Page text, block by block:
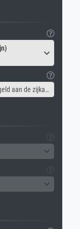
Canvas lijst - Afbeelding gespiegeld aan de zijkant